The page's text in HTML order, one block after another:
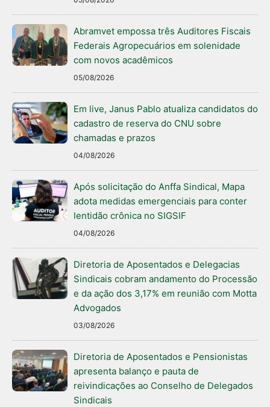
Abramvet empossa três Auditores Fiscais
Federais Agropecuários em solenidade
com novos acadêmicos
05/08/2026
Em live, Janus Pablo atualiza candidatos do
cadastro de reserva do CNU sobre
chamadas e prazos
04/08/2026
Após solicitação do Anffa Sindical, Mapa
adota medidas emergenciais para conter
lentidão crônica no SIGSIF
04/08/2026
Diretoria de Aposentados e Delegacias
Sindicais cobram andamento do Processão
e da ação dos 3,17% em reunião com Motta
Advogados
03/08/2026
Diretoria de Aposentados e Pensionistas
apresenta balanço e pauta de
reivindicações ao Conselho de Delegados
Sindicais